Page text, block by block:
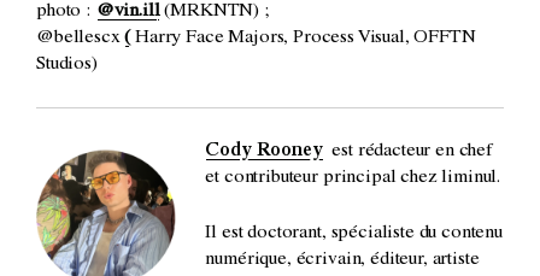
photo : @vin.ill(MRKNTN) ;
@bellescx( Harry Face Majors, Process Visual, OFFTN
Studios)
Cody Rooneyest rédacteur en chef
et contributeur principal chez liminul.
Il est doctorant, spécialiste du contenu
numérique, écrivain, éditeur, artiste